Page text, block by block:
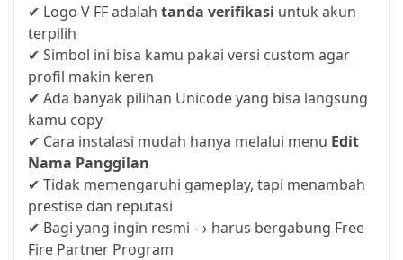
✔ Logo V FF adalah tanda verifikasi untuk akun
terpilih
✔ Simbol ini bisa kamu pakai versi custom agar
profil makin keren
✔ Ada banyak pilihan Unicode yang bisa langsung
kamu copy
✔ Cara instalasi mudah hanya melalui menu Edit
Nama Panggilan
✔ Tidak memengaruhi gameplay, tapi menambah
prestise dan reputasi
✔ Bagi yang ingin resmi → harus bergabung Free
Fire Partner Program